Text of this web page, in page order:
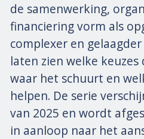
de samenwerking,
financiering vorm als
complexer en
laten zien welke
waar het schuurt en
helpen. De serie
van 2025 en wordt
in aanloop naar het